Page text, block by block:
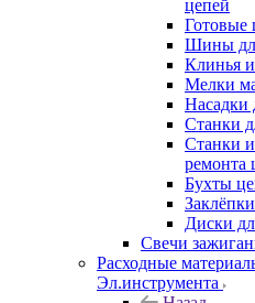
цепей
Готовые
Шины
Клинья
Мелки
Насадки
Станки
Станки
ремонта
Бухты
Диски
Свечи
Расходные
Эл.инструмента